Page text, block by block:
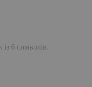
6 символів.